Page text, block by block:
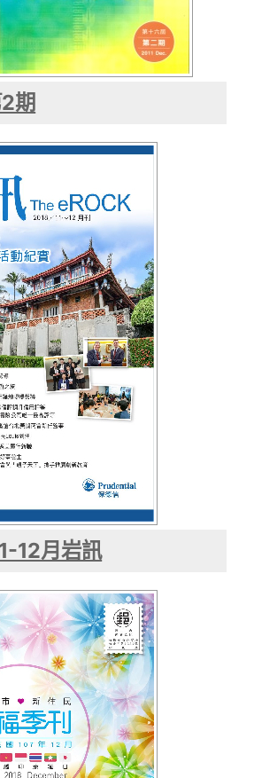
期
12月岩訊